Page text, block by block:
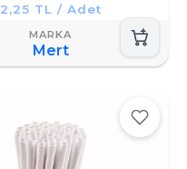
2,25 TL / Adet
Mert